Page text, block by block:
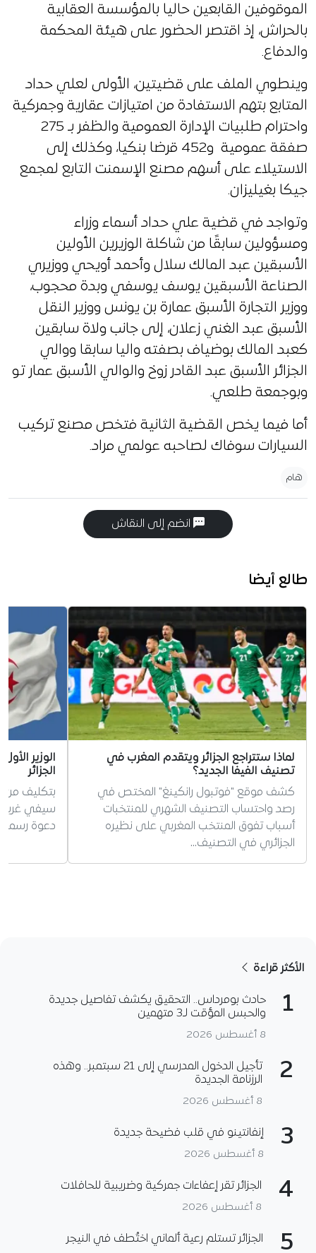
الموقوفين القابعين حاليا بالمؤسسة العقابية
بالحراش، إذ اقتصر الحضور على هيئة المحكمة
والدفاع.
وينطوي الملف على قضيتين، الأولى لعلي حداد
المتابع بتهم الاستفادة من امتيازات عقارية وجمركية
واحترام طلبيات الإدارة العمومية والظفر بـ 275
صفقة عمومية و452 قرضا بنكيا، وكذلك إلى
الاستيلاء على أسهم مصنع الإسمنت التابع لمجمع
جيكا بغيليزان.
وتواجد في قضية علي حداد أسماء وزراء
ومسؤولين سابقًا من شاكلة الوزيرين الأولين
الأسبقين عبد المالك سلال وأحمد أويحي ووزيري
الصناعة الأسبقين يوسف يوسفي وبدة محجوب،
ووزير التجارة الأسبق عمارة بن يونس ووزير النقل
الأسبق عبد الغني زعلان، إلى جانب ولاة سابقين
كعبد المالك بوضياف بصفته واليا سابقا ووالي
الجزائر الأسبق عبد القادر زوخ والوالي الأسبق عمار تو
وبوجمعة طلعي.
أما فيما يخص القضية الثانية فتخص مصنع تركيب
السيارات سوفاك لصاحبه عولمي مراد.
هام
انضم إلى النقاش
طالع أيضا
لماذا ستتراجع الجزائر ويتقدم المغرب في
تصنيف الفيفا الجديد؟
كشف موقع "فوتبول رانكينغ" المختص في
رصد واحتساب التصنيف الشهري للمنتخبات
أسباب تفوق المنتخب المغربي على نظيره
الجزائري في التصنيف…
الوزير
الجزائر
بتكليف من
سيفي غريب
دعوة رسمية
الأكثر قراءة
1
حادث بومرداس.. التحقيق يكشف تفاصيل جديدة
والحبس المؤقت لـ3 متهمين
8 أغسطس 2026
2
تأجيل الدخول المدرسي إلى 21 سبتمبر.. وهذه
الرزنامة الجديدة
8 أغسطس 2026
3 إنفانتينو في قلب فضيحة جديدة
8 أغسطس 2026
4 الجزائر تقر إعفاءات جمركية وضريبية للحافلات
8 أغسطس 2026
5 الجزائر تستلم رعية ألماني اختُطف في النيجر